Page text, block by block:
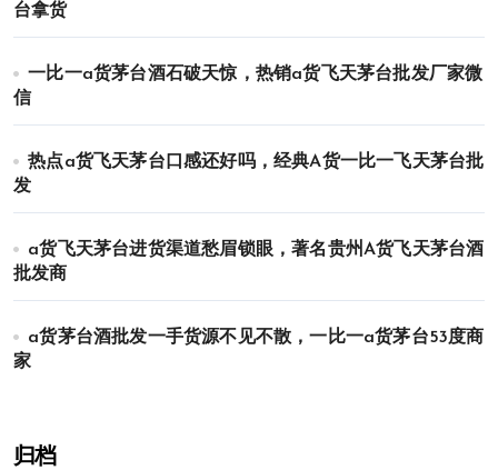
台拿货
一比一a货茅台酒石破天惊，热销a货飞天茅台批发厂家微
信
热点a货飞天茅台口感还好吗，经典A货一比一飞天茅台批
发
a货飞天茅台进货渠道愁眉锁眼，著名贵州A货飞天茅台酒
批发商
a货茅台酒批发一手货源不见不散，一比一a货茅台53度商
家
归档